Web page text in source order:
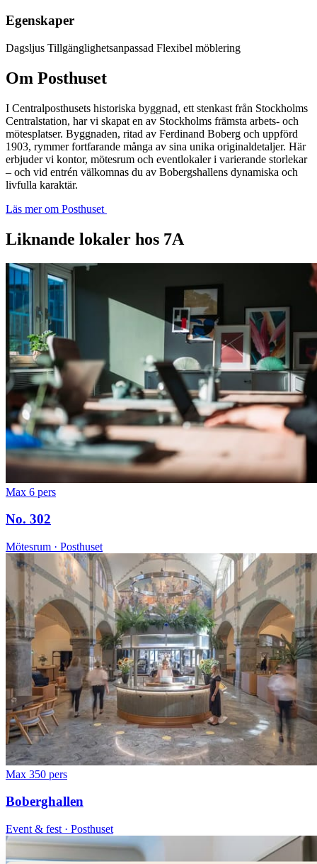
Egenskaper
Dagsljus Tillgänglighetsanpassad Flexibel möblering
Om Posthuset
I Centralposthusets historiska byggnad, ett stenkast från Stockholms
Centralstation, har vi skapat en av Stockholms främsta arbets- och
mötesplatser. Byggnaden, ritad av Ferdinand Boberg och uppförd
1903, rymmer fortfarande många av sina unika originaldetaljer. Här
erbjuder vi kontor, mötesrum och eventlokaler i varierande storlekar
– och vid entrén välkomnas du av Bobergshallens dynamiska och
livfulla karaktär.
Läs mer om Posthuset
Liknande lokaler hos 7A
Max 6 pers
No. 302
Mötesrum · Posthuset
Max 350 pers
Boberghallen
Event & fest · Posthuset